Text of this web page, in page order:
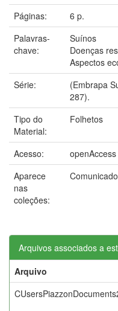
Páginas:
6 p.
Palavras-
chave:
Suínos
Doenças
Aspectos
Série:
(Embrapa
287).
Tipo do
Material:
Folhetos
Acesso:
openAccess
Aparece
nas
coleções:
Arquivos associados a
Arquivo